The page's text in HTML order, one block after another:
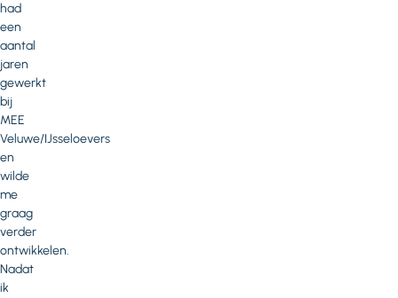
had
een
aantal
jaren
gewerkt
bij
MEE
Veluwe/IJsseloevers
en
wilde
me
graag
verder
ontwikkelen.
Nadat
ik